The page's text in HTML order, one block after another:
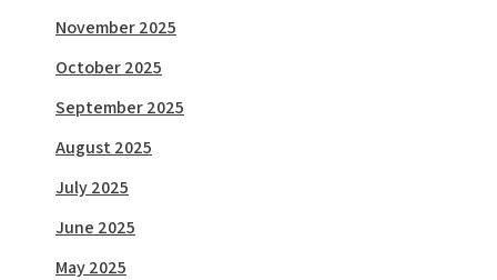
November 2025
October 2025
September 2025
August 2025
July 2025
June 2025
May 2025